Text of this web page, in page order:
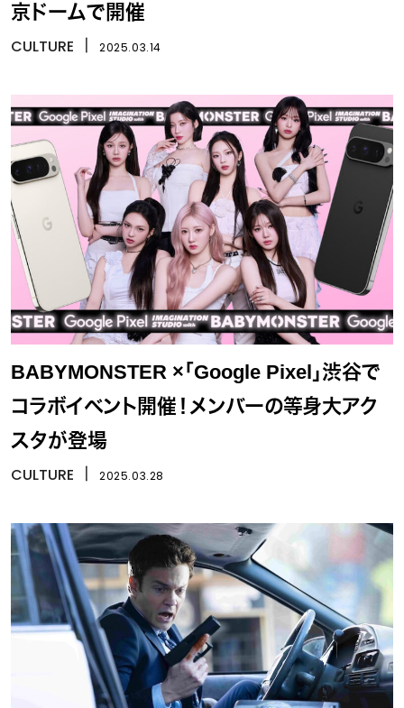
京ドームで開催
CULTURE 2025.03.14
BABYMONSTER ×「Google Pixel」渋谷で
コラボイベント開催！メンバーの等身大アク
スタが登場
CULTURE 2025.03.28